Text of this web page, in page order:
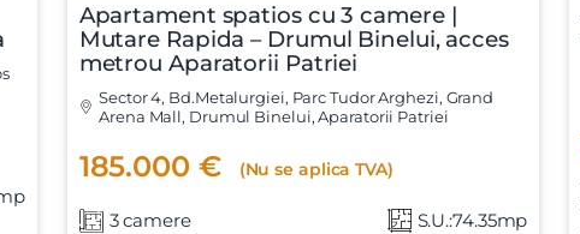
Apartament spatios cu 3 camere |
Mutare Rapida – Drumul Binelui, acces
metrou Aparatorii Patriei
Sector 4, Bd.Metalurgiei, Parc Tudor Arghezi, Grand
Arena Mall, Drumul Binelui, Aparatorii Patriei
185.000 € (Nu se aplica TVA)
3 camere S.U.:74.35mp
citit si sunt de acord cutermenii si conditiileSudRezidential.ro
de acord cuprelucrarea datelor cu caracter personal